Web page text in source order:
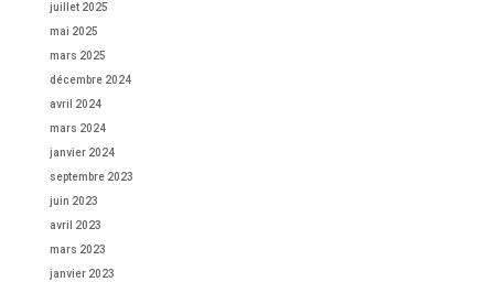
juillet 2025
mai 2025
mars 2025
décembre 2024
avril 2024
mars 2024
janvier 2024
septembre 2023
juin 2023
avril 2023
mars 2023
janvier 2023